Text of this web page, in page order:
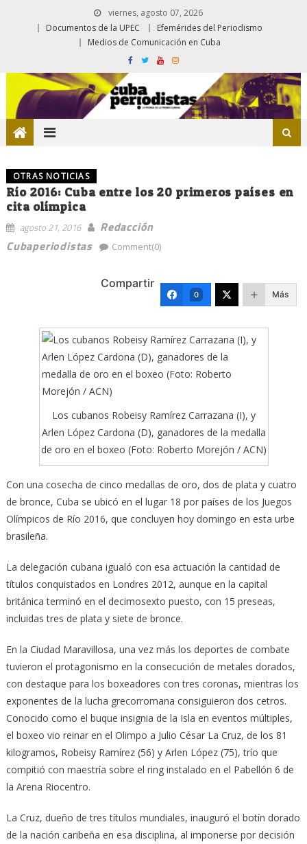
viernes, agosto 07, 2026
Documentos de la UPEC
Efemérides del Periodismo
Medios de Comunicación en Cuba
OTRAS NOTICIAS
Río 2016: Cuba entre los 20 primeros países en
cita olímpica
agosto 21, 2016
Redacción
Cubaperiodistas
Comment(0)
Compartir
0 Más
Los cubanos Robeisy Ramírez Carrazana (I), y
Arlen López Cardona (D), ganadores de la medalla
de oro en el boxeo (Foto: Roberto Morejón / ACN)
Con una cosecha de cinco medallas de oro, dos de plata y cuatro
de bronce, Cuba se ubicó en el lugar 18 por países de los Juegos
Olímpicos de Río 2016, que concluyen hoy domingo en esta urbe
brasileña.
La delegación cubana igualó con esa actuación la cantidad de
títulos conquistados en Londres 2012, aunque en la capital
británica terminó en el decimosexto puesto, con 15 preseas,
incluidas tres de plata y siete de bronce.
En la Ciudad Maravillosa, una vez más los deportes de combate
tuvieron el protagonismo en la consecución de metales dorados,
con destaque para los boxeadores con tres coronas, mientras los
exponentes de la lucha grecorromana consiguieron dos cetros.
Conocido como el buque insignia de la Isla en eventos múltiples,
el boxeo vio reinar en el Olimpo a Julio César La Cruz, de los 81
kilogramos, Robeisy Ramírez (56) y Arlen López (75), trío que
compitió con maestría sobre el ring instalado en el Pabellón 6 de
la Arena Riocentro.
La Cruz, dueño de tres títulos mundiales, inauguró el botín dorado
de la nación caribeña en esa disciplina, al imponerse por decisión